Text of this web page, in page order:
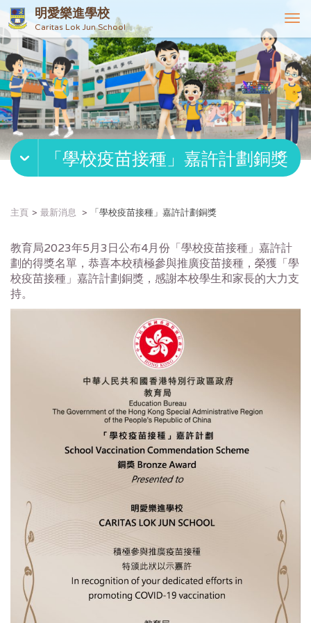
明愛樂進學校
Caritas Lok Jun School
T
o
g
g
l
e
n
v
g
n
「學校疫苗接種」嘉許計劃銅獎
主頁 最新消息 「學校疫苗接種」嘉許計劃銅獎
教育局2023年5月 3 日公布4月份「學校疫苗接種」嘉許計
劃的得獎名單，恭喜本校積極參與推廣疫苗接種，榮獲「學
校疫苗接種」嘉許計劃銅獎，感謝本校學生和家長的大力支
持。